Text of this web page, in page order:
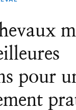
pour